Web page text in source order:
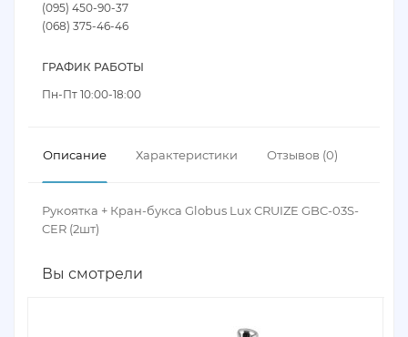
(095) 450-90-37
(068) 375-46-46
ГРАФИК РАБОТЫ
Пн-Пт 10:00-18:00
Описание Характеристики Отзывов (0)
Рукоятка + Кран-букса Globus Lux CRUIZE GBC-03S-
CER (2шт)
Вы смотрели